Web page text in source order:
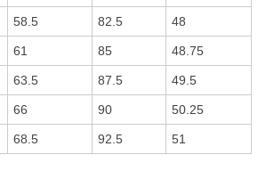
58.5 82.5 48
61 85 48.75
63.5 87.5 49.5
66 90 50.25
68.5 92.5 51